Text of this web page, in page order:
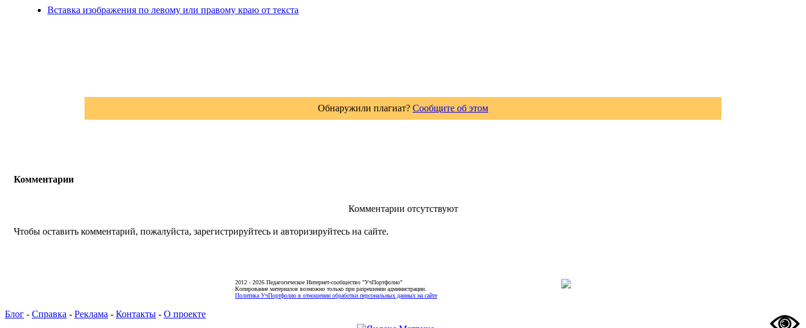
Вставка изображения по левому или правому краю от текста
Обнаружили плагиат? Сообщите об этом
Комментарии
Комментарии отсутствуют
Чтобы оставить комментарий, пожалуйста, зарегистрируйтесь и авторизируйтесь на сайте.
2012 - 2026 Педагогическое Интернет-сообщество "УчПортфолио"
Копирование материалов возможно только при разрешении администрации.
Политика УчПортфолио в отношении обработки персональных данных на сайте
Блог - Справка - Реклама - Контакты - О проекте